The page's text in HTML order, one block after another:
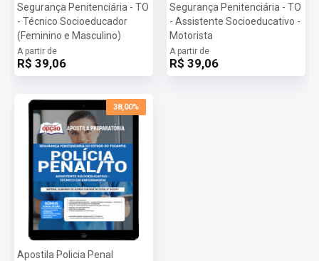
Segurança Penitenciária - TO
- Técnico Socioeducador
(Feminino e Masculino)
A partir de
R$ 39,06
Segurança Penitenciária - TO
- Assistente Socioeducativo -
Motorista
A partir de
R$ 39,06
38,00%
Apostila Policia Penal